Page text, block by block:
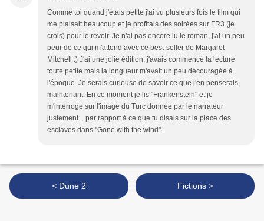
Comme toi quand j'étais petite j'ai vu plusieurs fois le film qui
me plaisait beaucoup et je profitais des soirées sur FR3 (je
crois) pour le revoir. Je n'ai pas encore lu le roman, j'ai un peu
peur de ce qui m'attend avec ce best-seller de Margaret
Mitchell :) J'ai une jolie édition, j'avais commencé la lecture
toute petite mais la longueur m'avait un peu découragée à
l'époque. Je serais curieuse de savoir ce que j'en penserais
maintenant. En ce moment je lis "Frankenstein" et je
m'interroge sur l'image du Turc donnée par le narrateur
justement... par rapport à ce que tu disais sur la place des
esclaves dans "Gone with the wind".
< Dune 2 Fictions >